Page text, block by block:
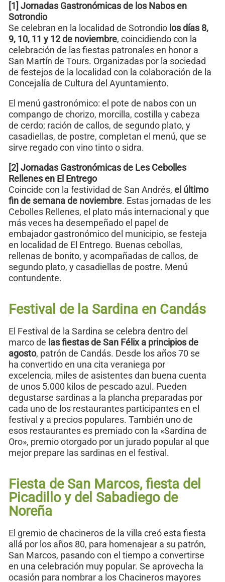
[1] Jornadas Gastronómicas de los Nabos en
Sotrondio
Se celebran en la localidad de Sotrondio los días 8,
9, 10, 11 y 12 de noviembre, coincidiendo con la
celebración de las fiestas patronales en honor a
San Martín de Tours. Organizadas por la sociedad
de festejos de la localidad con la colaboración de la
Concejalía de Cultura del Ayuntamiento.
El menú gastronómico: el pote de nabos con un
compango de chorizo, morcilla, costilla y cabeza
de cerdo; ración de callos, de segundo plato, y
casadiellas, de postre, completan el menú, que se
sirve regado con vino tinto o sidra.
[2] Jornadas Gastronómicas de Les Cebolles
Rellenes en El Entrego
Coincide con la festividad de San Andrés, el último
fin de semana de noviembre. Estas jornadas de les
Cebolles Rellenes, el plato más internacional y que
más veces ha desempeñado el papel de
embajador gastronómico del municipio, se festeja
en localidad de El Entrego. Buenas cebollas,
rellenas de bonito, y acompañadas de callos, de
segundo plato, y casadiellas de postre. Menú
contundente.
Festival de la Sardina en Candás
El Festival de la Sardina se celebra dentro del
marco de las fiestas de San Félix a principios de
agosto, patrón de Candás. Desde los años 70 se
ha convertido en una cita veraniega por
excelencia, miles de asistentes dan buena cuenta
de unos 5.000 kilos de pescado azul. Pueden
degustarse sardinas a la plancha preparadas por
cada uno de los restaurantes participantes en el
festival y a precios populares. También uno de
esos restaurantes es premiado con la «Sardina de
Oro», premio otorgado por un jurado popular al que
mejor prepare las sardinas en el festival.
Fiesta de San Marcos, fiesta del
Picadillo y del Sabadiego de
Noreña
El gremio de chacineros de la villa creó esta fiesta
allá por los años 80, para homenajear a su patrón,
San Marcos, pasando con el tiempo a convertirse
en una celebración muy popular. Se aprovecha la
ocasión para nombrar a los Chacineros mayores